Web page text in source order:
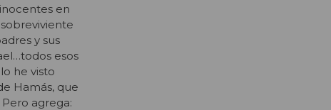
en
y sus
esos
he visto
Hamás, que
agrega: